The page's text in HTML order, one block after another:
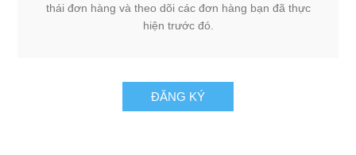
thái đơn hàng và theo dõi các đơn hàng bạn đã thực
hiện trước đó.
ĐĂNG KÝ